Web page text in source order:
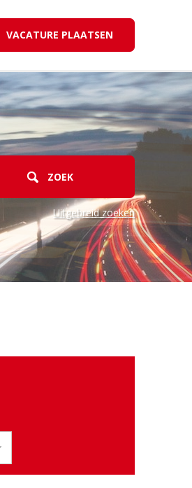
VACATURE PLAATSEN
Uitgebreid zoeken